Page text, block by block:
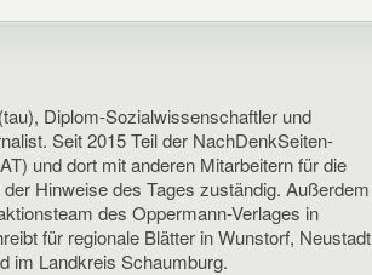
Diplom-Sozialwissenschaftler und
Seit 2015 Teil der NachDenkSeiten-
und dort mit anderen Mitarbeitern für die
Hinweise des Tages zuständig. Außerdem
des Oppermann-Verlages in
für regionale Blätter in Wunstorf, Neustadt
im Landkreis Schaumburg.